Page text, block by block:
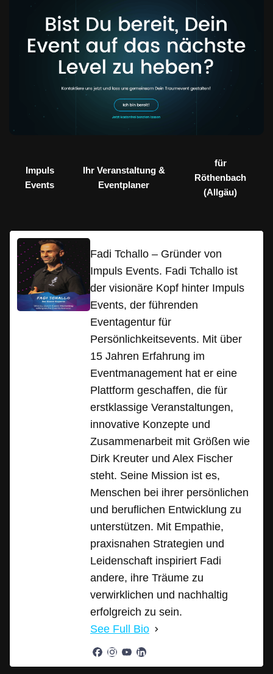
Impuls
Events
Ihr Veranstaltung &
Eventplaner
für
Röthenbach
(Allgäu)
Fadi Tchallo – Gründer von
Impuls Events. Fadi Tchallo ist
der visionäre Kopf hinter Impuls
Events, der führenden
Eventagentur für
Persönlichkeitsevents. Mit über
15 Jahren Erfahrung im
Eventmanagement hat er eine
Plattform geschaffen, die für
erstklassige Veranstaltungen,
innovative Konzepte und
Zusammenarbeit mit Größen wie
Dirk Kreuter und Alex Fischer
steht. Seine Mission ist es,
Menschen bei ihrer persönlichen
und beruflichen Entwicklung zu
unterstützen. Mit Empathie,
praxisnahen Strategien und
Leidenschaft inspiriert Fadi
andere, ihre Träume zu
verwirklichen und nachhaltig
erfolgreich zu sein.
See Full Bio